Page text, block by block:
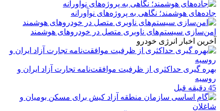
جاده‌های هوشمند؛ نگاهی به پروژه‌های نوآورانه
امن‌سازی سیستم‌های ناوبری متصل در خودروهای هوشمند
آخرین اخبار انرژی خودرو
بهره گیری حداکثری از ظرفیت موافقت‌نامه تجارت آزاد ایران و
روسیه
45 دقیقه قبل